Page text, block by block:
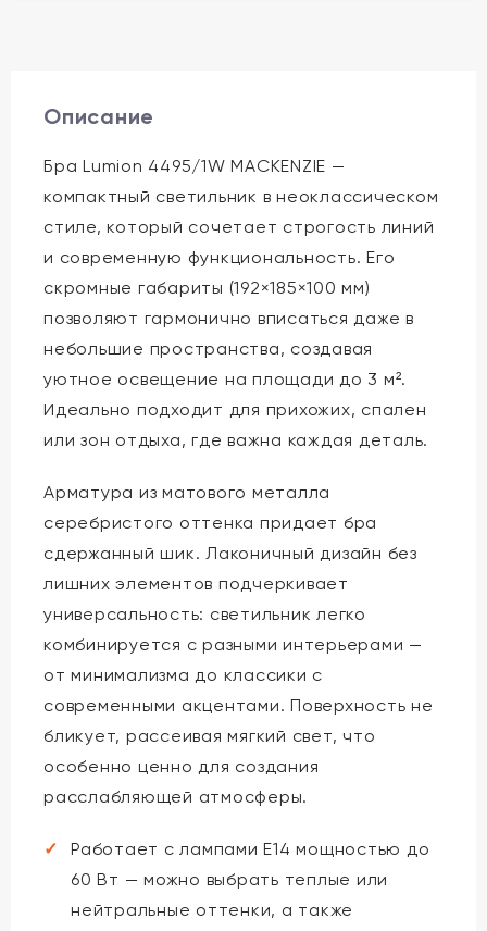
Описание
Бра Lumion 4495/1W MACKENZIE —
компактный светильник в неоклассическом
стиле, который сочетает строгость линий
и современную функциональность. Его
скромные габариты (192×185×100 мм)
позволяют гармонично вписаться даже в
небольшие пространства, создавая
уютное освещение на площади до 3 м².
Идеально подходит для прихожих, спален
или зон отдыха, где важна каждая деталь.
Арматура из матового металла
серебристого оттенка придает бра
сдержанный шик. Лаконичный дизайн без
лишних элементов подчеркивает
универсальность: светильник легко
комбинируется с разными интерьерами —
от минимализма до классики с
современными акцентами. Поверхность не
бликует, рассеивая мягкий свет, что
особенно ценно для создания
расслабляющей атмосферы.
Работает с лампами E14 мощностью до
60 Вт — можно выбрать теплые или
нейтральные оттенки, а также